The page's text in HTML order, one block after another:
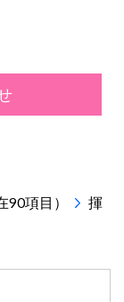
項目）
揮